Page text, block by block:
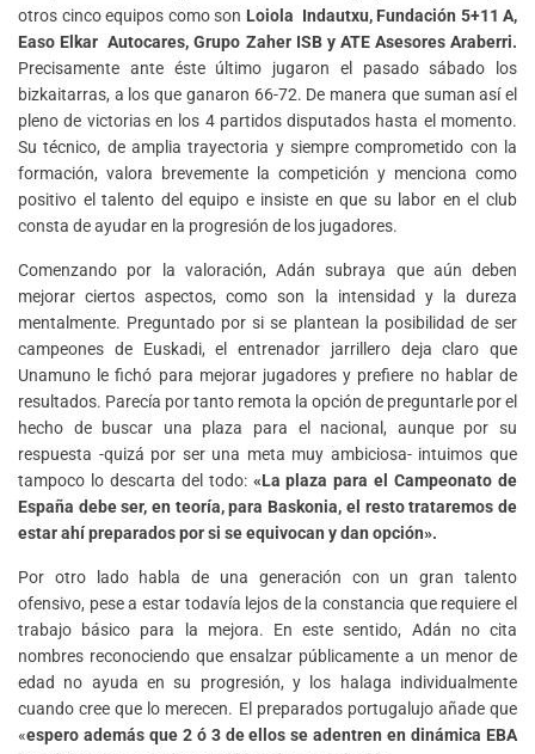
otros cinco equipos como son Loiola Indautxu, Fundación 5+11 A,
Easo Elkar Autocares, Grupo Zaher ISB y ATE Asesores Araberri.
Precisamente ante éste último jugaron el pasado sábado los
bizkaitarras, a los que ganaron 66-72. De manera que suman así el
pleno de victorias en los 4 partidos disputados hasta el momento.
Su técnico, de amplia trayectoria y siempre comprometido con la
formación, valora brevemente la competición y menciona como
positivo el talento del equipo e insiste en que su labor en el club
consta de ayudar en la progresión de los jugadores.
Comenzando por la valoración, Adán subraya que aún deben
mejorar ciertos aspectos, como son la intensidad y la dureza
mentalmente. Preguntado por si se plantean la posibilidad de ser
campeones de Euskadi, el entrenador jarrillero deja claro que
Unamuno le fichó para mejorar jugadores y prefiere no hablar de
resultados. Parecía por tanto remota la opción de preguntarle por el
hecho de buscar una plaza para el nacional, aunque por su
respuesta -quizá por ser una meta muy ambiciosa- intuimos que
tampoco lo descarta del todo:«La plaza para el Campeonato de
España debe ser, en teoría, para Baskonia, el resto trataremos de
estar ahí preparados por si se equivocan y dan opción».
Por otro lado habla de una generación con un gran talento
ofensivo, pese a estar todavía lejos de la constancia que requiere el
trabajo básico para la mejora. En este sentido, Adán no cita
nombres reconociendo que ensalzar públicamente a un menor de
edad no ayuda en su progresión, y los halaga individualmente
cuando cree que lo merecen. El preparados portugalujo añade que
«espero además que 2 ó 3 de ellos se adentren en dinámica EBA